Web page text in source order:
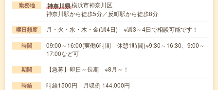
勤務地 神奈川県横浜市神奈川区
神奈川駅から徒歩5分／反町駅から徒歩8分
曜日頻度 月・火・水・木・金(週4日) ※週3～4日で相談可能です！
時間
09:00～16:00(実働6時間 休憩1時間)※9:30～16:30、9:00～
17:00など可
期間 【急募】即日～長期 ※8月～！
時給 時給1500円 月収例 144,000円